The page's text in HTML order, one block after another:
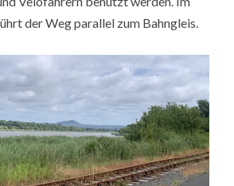
der Weg parallel zum Bahngleis.